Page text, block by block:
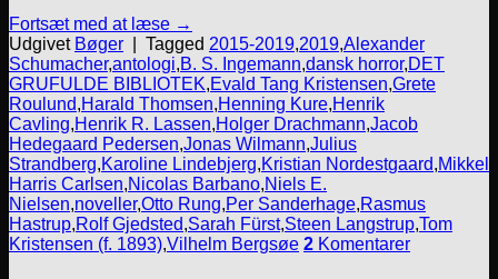
Fortsæt med at læse →
Udgivet Bøger Tagged 2015-2019,2019,Alexander
Schumacher,antologi,B. S. Ingemann,dansk horror,DET
GRUFULDE BIBLIOTEK,Evald Tang Kristensen,Grete
Roulund,Harald Thomsen,Henning Kure,Henrik
Cavling,Henrik R. Lassen,Holger Drachmann,Jacob
Hedegaard Pedersen,Jonas Wilmann,Julius
Strandberg,Karoline Lindebjerg,Kristian Nordestgaard,Mikkel
Harris Carlsen,Nicolas Barbano,Niels E.
Nielsen,noveller,Otto Rung,Per Sanderhage,Rasmus
Hastrup,Rolf Gjedsted,Sarah Fürst,Steen Langstrup,Tom
Kristensen (f. 1893),Vilhelm Bergsøe 2 Komentarer